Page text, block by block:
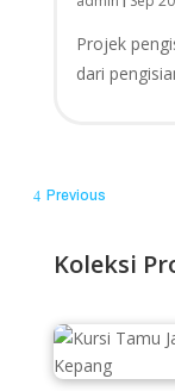
Projek
dari
Previous
Koleksi